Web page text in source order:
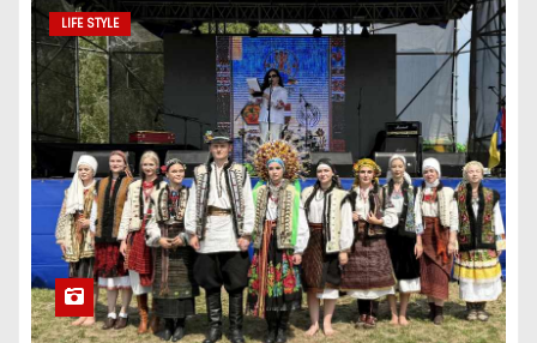
LIFE STYLE